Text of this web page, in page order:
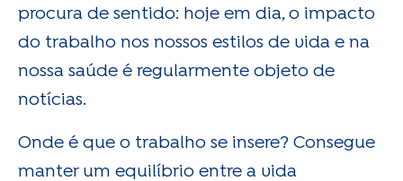
procura de sentido: hoje em dia, o impacto
do trabalho nos nossos estilos de vida e na
nossa saúde é regularmente objeto de
notícias.
Onde é que o trabalho se insere? Consegue
manter um equilíbrio entre a vida